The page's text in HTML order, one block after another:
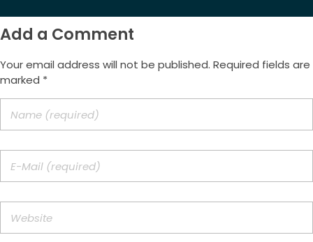
Add a Comment
Your email address will not be published. Required fields are
marked *